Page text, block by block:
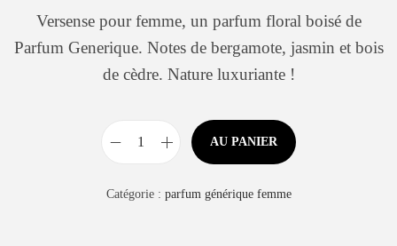
Versense pour femme, un parfum floral boisé de
Parfum Generique. Notes de bergamote, jasmin et bois
de cèdre. Nature luxuriante !
AU PANIER
Catégorie : parfum générique femme